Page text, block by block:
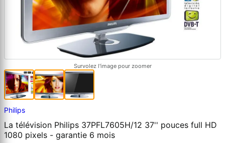
Survolez l'image pour zoomer
Philips
La télévision Philips 37PFL7605H/12 37'' pouces full HD
1080 pixels - garantie 6 mois